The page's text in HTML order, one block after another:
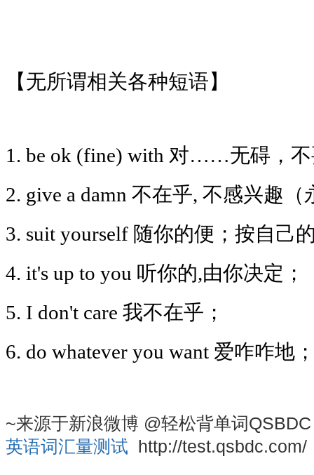
【无所谓相关各种短语】
1. be ok (fine) with 对……无碍，
2. give a damn 不在乎, 不感兴趣
3. suit yourself 随你的便；按自己
4. it's up to you 听你的,由你决定；
5. I don't care 我不在乎；
6. do whatever you want 爱咋咋地
~来源于新浪微博 @轻松背单词QSBDC
英语词汇量测试 http://test.qsbdc.com/